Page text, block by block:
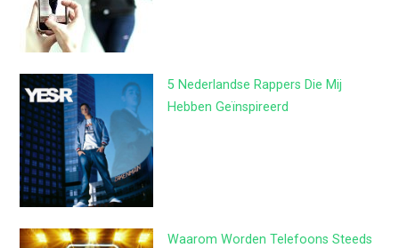
5 Nederlandse Rappers Die Mij
Hebben Geïnspireerd
Waarom Worden Telefoons Steeds